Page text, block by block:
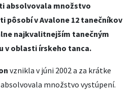
absolvovala množstvo
pôsobí v Avalone 12 tanečníkov
najkvalitnejším tanečným
v oblasti írskeho tanca.
vznikla v júni 2002 a za krátke
množstvo vystúpení.